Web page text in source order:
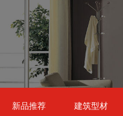
新品推荐 建筑型材